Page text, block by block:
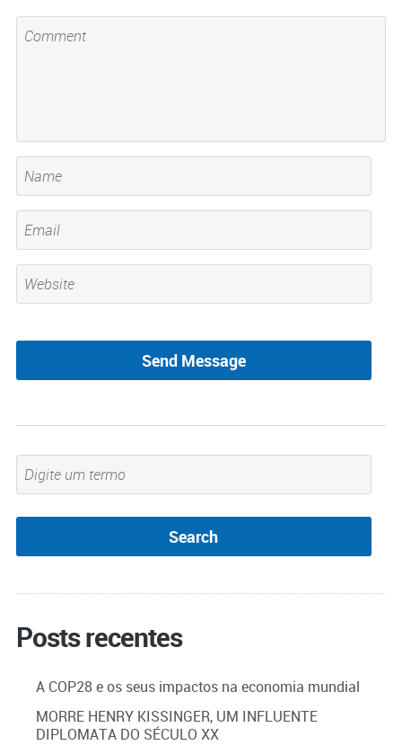
Posts recentes
A COP28 e os seus impactos na economia mundial
MORRE HENRY KISSINGER, UM INFLUENTE
DIPLOMATA DO SÉCULO XX